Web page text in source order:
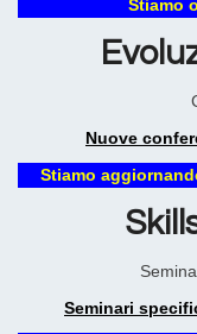
Stiamo
Nuove
Stiamo
Seminari